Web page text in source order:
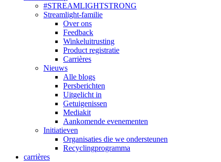
#STREAMLIGHTSTRONG
Streamlight-familie
Over ons
Feedback
Winkeluitrusting
Product registratie
Carrières
Nieuws
Alle blogs
Persberichten
Uitgelicht in
Getuigenissen
Mediakit
Aankomende evenementen
Initiatieven
Organisaties die we ondersteunen
Recyclingprogramma
carrières